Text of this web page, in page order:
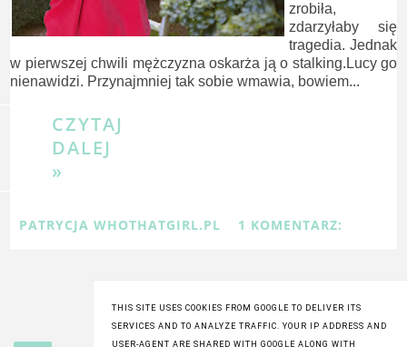
zrobiła,
zdarzyłaby się
tragedia. Jednak
w pierwszej chwili mężczyzna oskarża ją o stalking.Lucy go
nienawidzi. Przynajmniej tak sobie wmawia, bowiem...
CZYTAJ
DALEJ
»
PATRYCJA WHOTHATGIRL.PL 1 KOMENTARZ:
THIS SITE USES COOKIES FROM GOOGLE TO DELIVER ITS
SERVICES AND TO ANALYZE TRAFFIC. YOUR IP ADDRESS AND
USER-AGENT ARE SHARED WITH GOOGLE ALONG WITH